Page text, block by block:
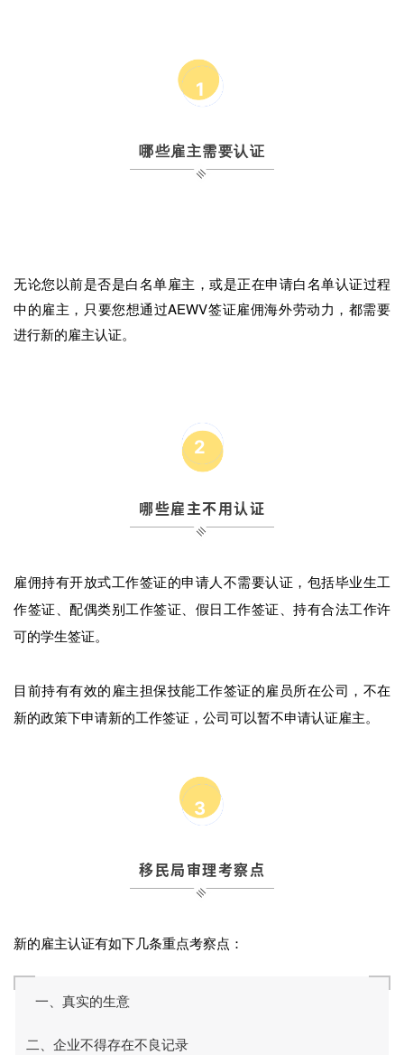
1
哪些雇主需要认证
无论您以前是否是白名单雇主，或是正在申请白名单认证过程
中的雇主，只要您想通过AEWV签证雇佣海外劳动力，都需要
进行新的雇主认证。
2
哪些雇主不用认证
雇佣持有开放式工作签证的申请人不需要认证，包括毕业生工
作签证、配偶类别工作签证、假日工作签证、持有合法工作许
可的学生签证。
目前持有有效的雇主担保技能工作签证的雇员所在公司，不在
新的政策下申请新的工作签证，公司可以暂不申请认证雇主。
3
移民局审理考察点
新的雇主认证有如下几条重点考察点：
一、真实的生意
二、企业不得存在不良记录